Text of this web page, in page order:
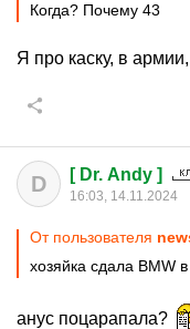
Когда? Почему 43
Я про каску, в
D [ Dr. Andy ]
16:03, 14.11.2024
От пользователя
хозяйка сдала BMW
анус поцарапала?